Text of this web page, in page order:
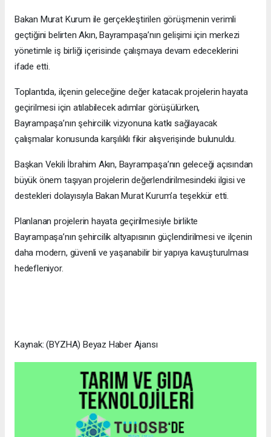
Bakan Murat Kurum ile gerçekleştirilen görüşmenin verimli
geçtiğini belirten Akın, Bayrampaşa’nın gelişimi için merkezi
yönetimle iş birliği içerisinde çalışmaya devam edeceklerini
ifade etti.
Toplantıda, ilçenin geleceğine değer katacak projelerin hayata
geçirilmesi için atılabilecek adımlar görüşülürken,
Bayrampaşa’nın şehircilik vizyonuna katkı sağlayacak
çalışmalar konusunda karşılıklı fikir alışverişinde bulunuldu.
Başkan Vekili İbrahim Akın, Bayrampaşa’nın geleceği açısından
büyük önem taşıyan projelerin değerlendirilmesindeki ilgisi ve
destekleri dolayısıyla Bakan Murat Kurum’a teşekkür etti.
Planlanan projelerin hayata geçirilmesiyle birlikte
Bayrampaşa’nın şehircilik altyapısının güçlendirilmesi ve ilçenin
daha modern, güvenli ve yaşanabilir bir yapıya kavuşturulması
hedefleniyor.
Kaynak: (BYZHA) Beyaz Haber Ajansı